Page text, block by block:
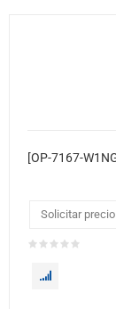
Solicitar precio